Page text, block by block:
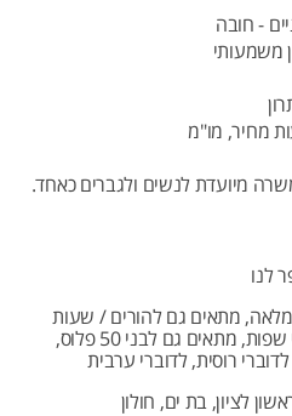
משמעותי
מחיר, מו"מ
מיועדת לנשים ולגברים כאחד.
לנו
מתאים גם להורים / שעות
שפות, מתאים גם לבני 50 פלוס,
לדוברי רוסית,לדוברי ערבית
לציון, בת ים, חולון